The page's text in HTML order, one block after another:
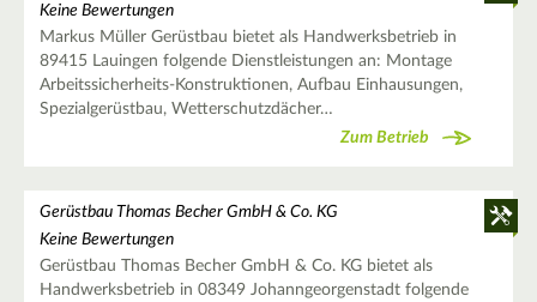
Keine Bewertungen
Markus Müller Gerüstbau bietet als Handwerksbetrieb in
89415 Lauingen folgende Dienstleistungen an: Montage
Arbeitssicherheits-Konstruktionen, Aufbau Einhausungen,
Spezialgerüstbau, Wetterschutzdächer…
Zum Betrieb
Gerüstbau Thomas Becher GmbH & Co. KG
Keine Bewertungen
Gerüstbau Thomas Becher GmbH & Co. KG bietet als
Handwerksbetrieb in 08349 Johanngeorgenstadt folgende